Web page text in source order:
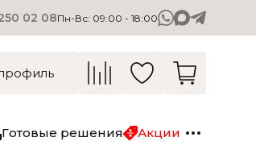
02 08Пн-Вс: 09:00 - 18:00
Готовые решения Акции